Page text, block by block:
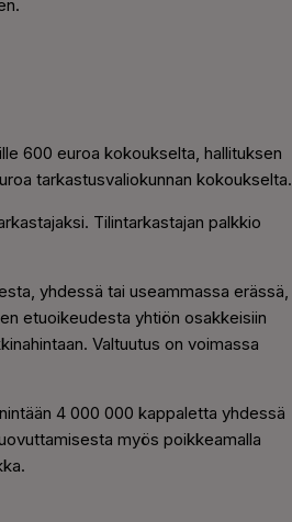
600 euroa kokoukselta, hallituksen
tarkastusvaliokunnan kokoukselta.
Tilintarkastajan palkkio
yhdessä tai useammassa erässä,
etuoikeudesta yhtiön osakkeisiin
Valtuutus on voimassa
4 000 000 kappaletta yhdessä
myös poikkeamalla